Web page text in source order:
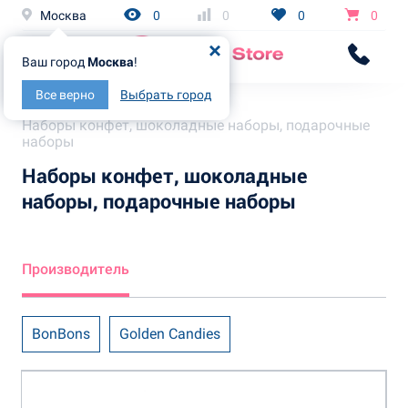
Москва
Ваш город Москва!
Все верно Выбрать город
0 0 0 0
Главная
Каталог
Наборы конфет, шоколадные наборы, подарочные
наборы
Наборы конфет, шоколадные
наборы, подарочные наборы
Производитель
BonBons Golden Candies